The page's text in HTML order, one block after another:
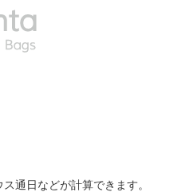
通日などが計算できます。